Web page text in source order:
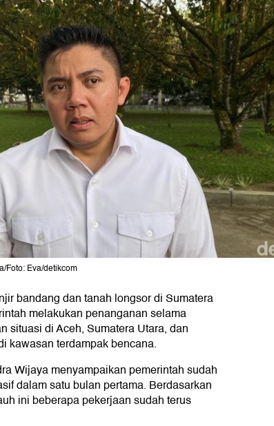
Foto: Eva/detikcom
bandang dan tanah longsor di Sumatera
melakukan penanganan selama
situasi di Aceh, Sumatera Utara, dan
kawasan terdampak bencana.
Wijaya menyampaikan pemerintah sudah
dalam satu bulan pertama. Berdasarkan
ini beberapa pekerjaan sudah terus